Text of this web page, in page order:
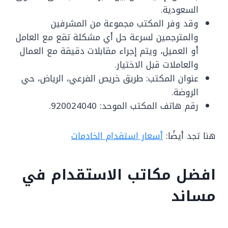
السعودية.
وقد وفر المكتب مجموعة من المشرفين
والمترجمين لسرعة حل أي مشكلة تقع مع العامل
أو العميل، ويتم إجراء مقابلات دقيقة مع العمال
والعاملات قبل الاختيار.
عنوان المكتب: طريق خريص الفرعي، الرياض، حي
الروضة.
رقم هاتف المكتب الموحد: 920024040.
هنا تجد أيضًا: أسعار استقدام الخادمات
افضل مكاتب الاستقدام في
مساند